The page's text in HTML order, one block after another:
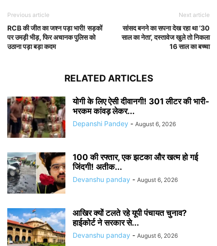
Previous article
RCB की जीत का जश्न पड़ा भारी! सड़कों
पर उमड़ी भीड़, फिर अचानक पुलिस को
उठाना पड़ा बड़ा कदम
Next article
सांसद बनने का सपना देख रहा था ’30
साल का नेता’, दस्तावेज खुले तो निकला
16 साल का बच्चा
RELATED ARTICLES
योगी के लिए ऐसी दीवानगी! 301 लीटर की भारी-
भरकम कांवड़ लेकर...
Depanshi Pandey - August 6, 2026
100 की रफ्तार, एक झटका और खत्म हो गई
जिंदगी! अतीक...
Devanshu panday - August 6, 2026
आखिर क्यों टलते रहे यूपी पंचायत चुनाव?
हाईकोर्ट ने सरकार से...
Devanshu panday - August 6, 2026